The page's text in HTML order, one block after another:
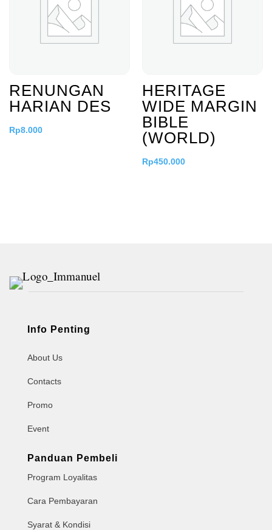
RENUNGAN
HARIAN DES
Rp8.000
HERITAGE
WIDE MARGIN
BIBLE
(WORLD)
Rp450.000
Info Penting
About Us
Contacts
Promo
Event
Panduan Pembeli
Program Loyalitas
Cara Pembayaran
Syarat & Kondisi